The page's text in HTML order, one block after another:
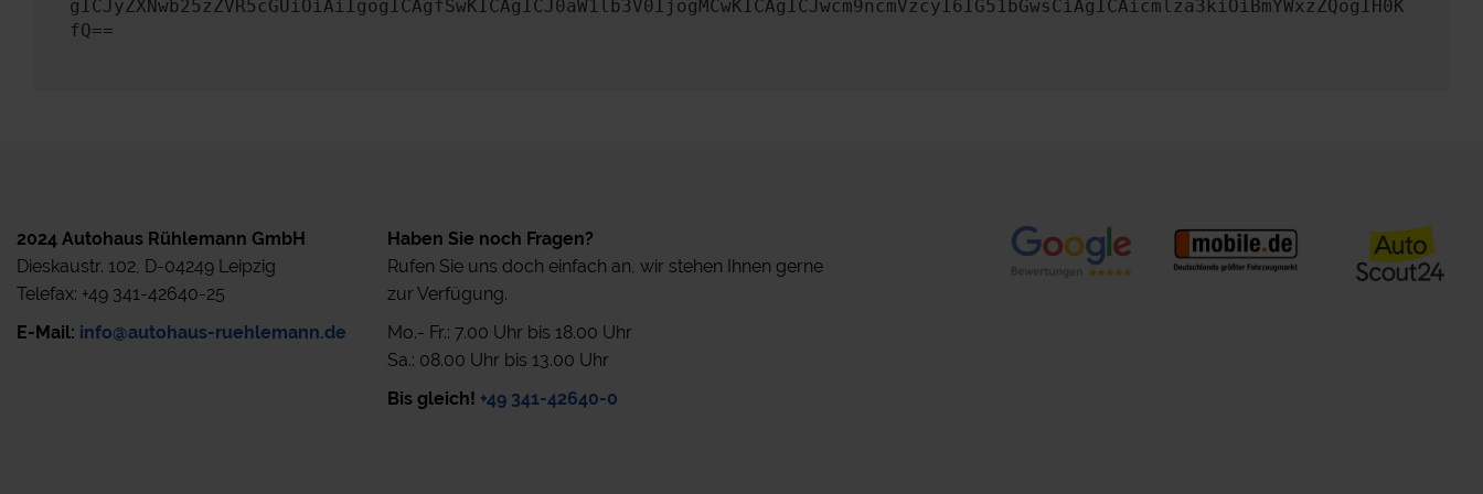
gICJyZXNwb25zZVR5cGUiOiAiIgogICAgfSwKICAgICJ0aW1lb3V0IjogMCwKICAgICJwcm9ncmVzcyI6IG51bGwsCiAgICAicmlza3kiOiBmYWxzZQogIH0K
fQ==
2024 Autohaus Rühlemann GmbH
Dieskaustr. 102, D-04249 Leipzig
Telefax: +49 341-42640-25
E-Mail: info@autohaus-ruehlemann.de
Haben Sie noch Fragen?
Rufen Sie uns doch einfach an, wir stehen Ihnen gerne
zur Verfügung.
Mo.- Fr.: 7.00 Uhr bis 18.00 Uhr
Sa.: 08.00 Uhr bis 13.00 Uhr
Bis gleich! +49 341-42640-0